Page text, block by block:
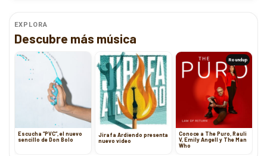
EXPLORA
Descubre más música
Escucha “PVC”, el nuevo
sencillo de Don Bolo
Jirafa Ardiendo presenta
nuevo video
Roundup
Conoce a The Puro, Rauli
V, Emily Angell y The Man
Who